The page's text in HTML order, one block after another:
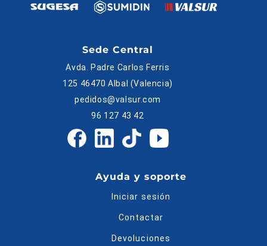
Sede Central
Avda. Padre Carlos Ferris
125 46470 Albal (Valencia)
pedidos@valsur.com
96 127 43 42
Ayuda y soporte
Iniciar sesión
Contactar
Devoluciones